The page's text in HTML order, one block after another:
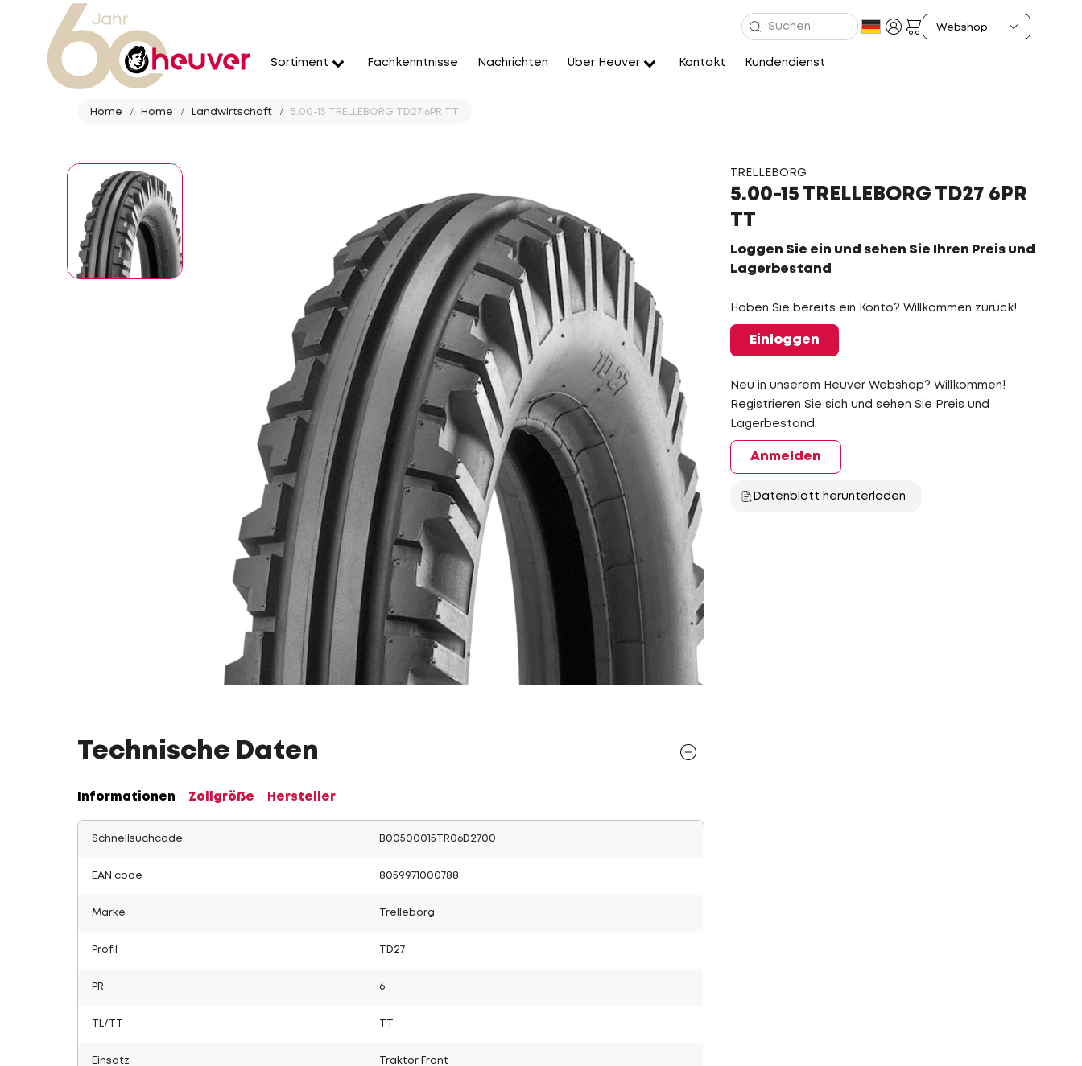
Sortiment Fachkenntnisse Nachrichten Über Heuver Kontakt Kundendienst
Home Home Landwirtschaft 5.00-15 TRELLEBORG TD27 6PR TT
TRELLEBORG
5.00-15 TRELLEBORG TD27 6PR
TT
Loggen Sie ein und sehen Sie Ihren Preis und
Lagerbestand
Haben Sie bereits ein Konto? Willkommen zurück!
Einloggen
Neu in unserem Heuver Webshop? Willkommen!
Registrieren Sie sich und sehen Sie Preis und
Lagerbestand.
Anmelden
Datenblatt herunterladen
Technische Daten
Informationen Zollgröße Hersteller
Schnellsuchcode B00500015TR06D2700
EAN code 8059971000788
Marke Trelleborg
Profil TD27
PR 6
TL/TT
Einsatz Traktor Front